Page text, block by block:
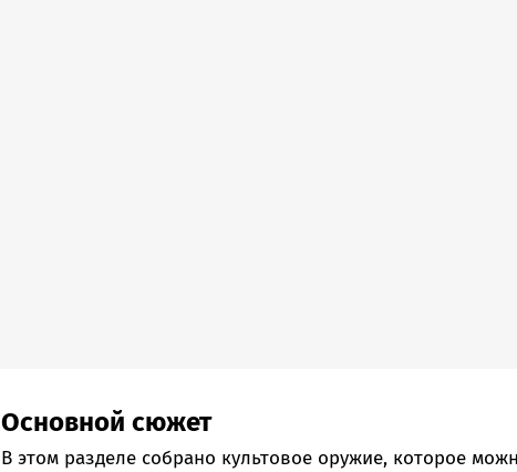
Основной сюжет
В этом разделе собрано культовое оружие, которое